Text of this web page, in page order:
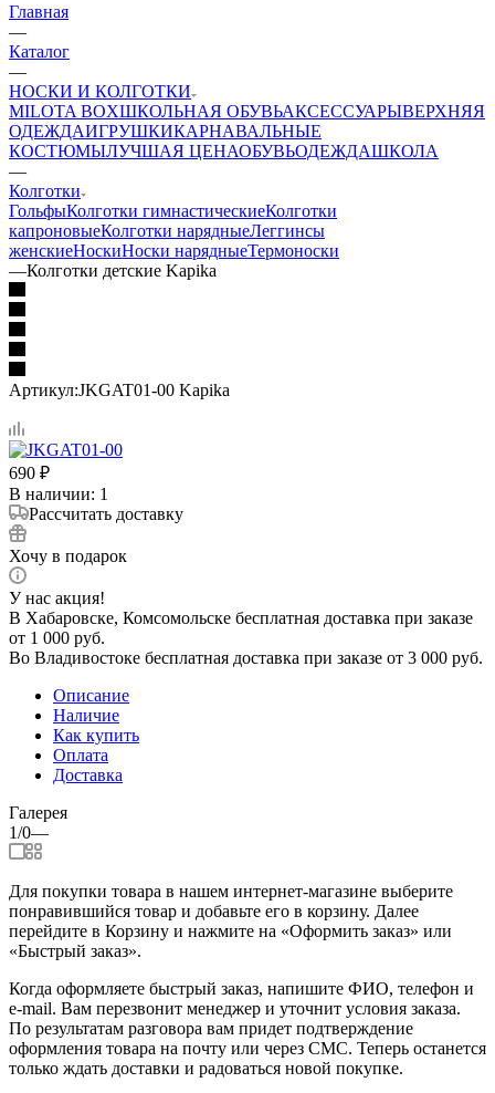
Главная
—
Каталог
—
НОСКИ И КОЛГОТКИ
MILOTA BOXШКОЛЬНАЯ ОБУВЬАКСЕССУАРЫВЕРХНЯЯ
ОДЕЖДАИГРУШКИКАРНАВАЛЬНЫЕ
КОСТЮМЫЛУЧШАЯ ЦЕНАОБУВЬОДЕЖДАШКОЛА
—
Колготки
ГольфыКолготки гимнастическиеКолготки
капроновыеКолготки нарядныеЛеггинсы
женскиеНоскиНоски нарядныеТермоноски
—Колготки детские Kapika
Артикул:JKGAT01-00 Kapika
690 ₽
В наличии: 1
Рассчитать доставку
Хочу в подарок
У нас акция!
В Хабаровске, Комсомольске бесплатная доставка при заказе
от 1 000 руб.
Во Владивостоке бесплатная доставка при заказе от 3 000 руб.
Описание
Наличие
Как купить
Оплата
Доставка
Галерея
1/0—
Для покупки товара в нашем интернет-магазине выберите
понравившийся товар и добавьте его в корзину. Далее
перейдите в Корзину и нажмите на «Оформить заказ» или
«Быстрый заказ».
Когда оформляете быстрый заказ, напишите ФИО, телефон и
e-mail. Вам перезвонит менеджер и уточнит условия заказа.
По результатам разговора вам придет подтверждение
оформления товара на почту или через СМС. Теперь останется
только ждать доставки и радоваться новой покупке.